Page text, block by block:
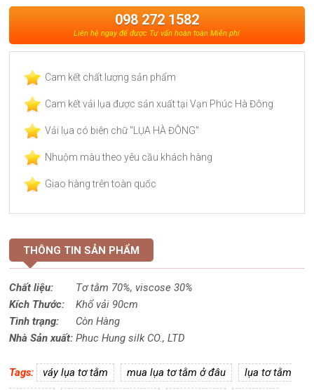
098 272 1582
Liên hệ ngay để được Tư vấn hoàn toàn Miễn phí
Cam kết chất lượng sản phẩm
Cam kết vải lụa được sản xuất tại Vạn Phúc Hà Đông
Vải lụa có biên chữ "LỤA HÀ ĐÔNG"
Nhuộm màu theo yêu cầu khách hàng
Giao hàng trên toàn quốc
THÔNG TIN SẢN PHẨM
Chất liệu: Tơ tằm 70%, viscose30%
Kích Thước: Khổ vải 90cm
Tình trạng: Còn Hàng
Nhà Sản xuất: Phuc Hung silk CO., LTD
Tags: váy lụa tơ tằm mua lụa tơ tằm ở đâu
lụa tơ tằm